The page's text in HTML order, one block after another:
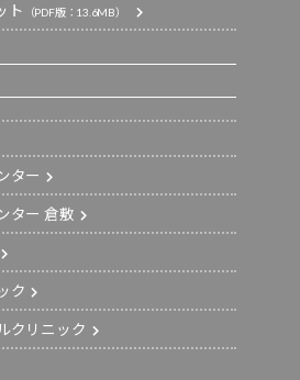
ト （PDF版：13.6MB）
ター
ター 倉敷
ク
クリニック